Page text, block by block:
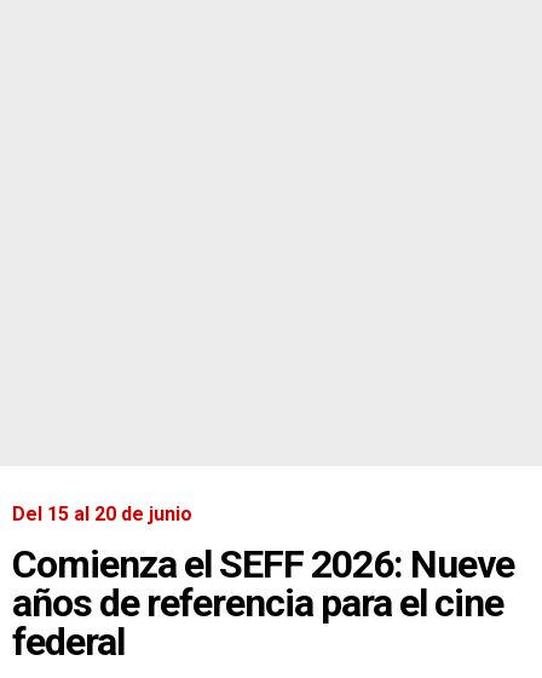
Del 15 al 20 de junio
Comienza el SEFF 2026: Nueve
años de referencia para el cine
federal